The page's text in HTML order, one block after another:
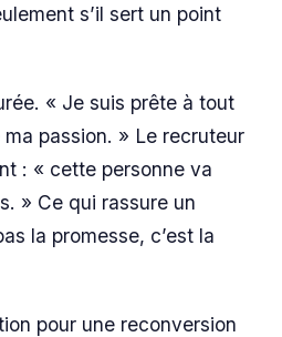
s’il sert un point
« Je suis prête à tout
passion. » Le recruteur
: « cette personne va
» Ce qui rassure un
la promesse, c’est la
pour une reconversion